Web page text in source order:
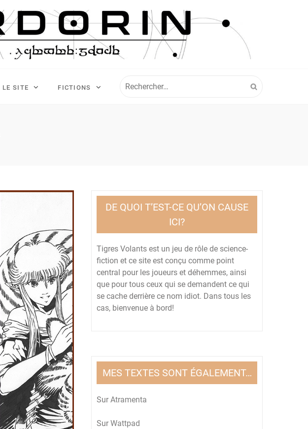
LE SITE FICTIONS
DE QUOI T’EST-CE QU’ON CAUSE
ICI?
Tigres Volants est un jeu de rôle de science-
fiction et ce site est conçu comme point
central pour les joueurs et déhemmes, ainsi
que pour tous ceux qui se demandent ce qui
se cache derrière ce nom idiot. Dans tous les
cas, bienvenue à bord!
MES TEXTES SONT ÉGALEMENT…
Sur Atramenta
Sur Wattpad